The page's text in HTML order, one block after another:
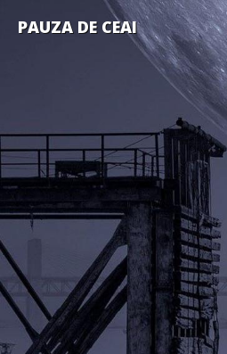
PAUZA DE CEAI